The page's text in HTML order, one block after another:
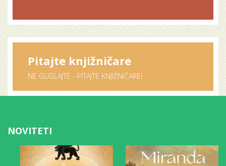
Pitajte knjižničare
NE GUGLAJTE - PITAJTE KNJIŽNIČARE!
NOVITETI